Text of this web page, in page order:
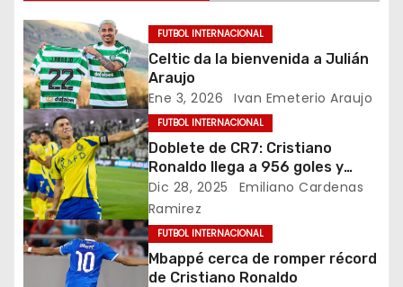
g
a
c
i
ó
n
d
FUTBOL INTERNACIONAL
Celtic da la bienvenida a Julián
Araujo
Ene 3, 2026 Ivan Emeterio Araujo
FUTBOL INTERNACIONAL
Doblete de CR7: Cristiano
Ronaldo llega a 956 goles y
sigue acercándose a los 1000
Dic 28, 2025
Emiliano Cardenas
Ramirez
FUTBOL INTERNACIONAL
Mbappé cerca de romper récord
de Cristiano Ronaldo